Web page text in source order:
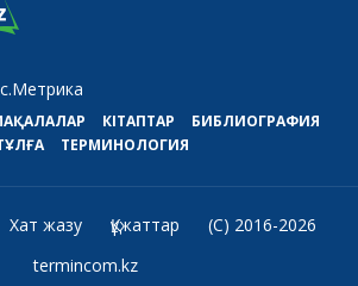
КІТАПТАР
БИБЛИОГРАФИЯ
ТЕРМИНОЛОГИЯ
Хат жазу Құжаттар
(C) 2016-2026
termincom.kz